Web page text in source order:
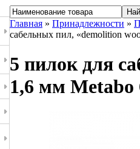
Главная » Принадлежности »
сабельных пил, «demolition
5 пилок для
1,6 мм Metabo